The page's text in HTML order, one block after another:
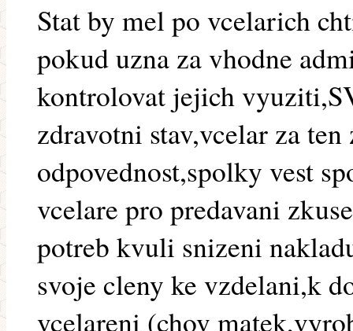
Stat by mel po vcelarich
pokud uzna za vhodne
kontrolovat jejich
zdravotni stav,vcelar za
odpovednost,spolky vest
vcelare pro predavani
potreb kvuli snizeni
svoje cleny ke vzdelani,k
vcelareni (chov